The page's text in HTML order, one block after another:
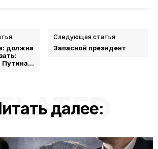
должна
Путина…
Следующая статья
Запасной президент
далее: